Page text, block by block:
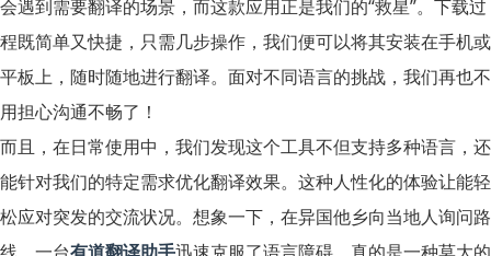
会遇到需要翻译的场景，而这款应用正是我们的“救星”。下载过
程既简单又快捷，只需几步操作，我们便可以将其安装在手机或
平板上，随时随地进行翻译。面对不同语言的挑战，我们再也不
用担心沟通不畅了！
而且，在日常使用中，我们发现这个工具不但支持多种语言，还
能针对我们的特定需求优化翻译效果。这种人性化的体验让能轻
松应对突发的交流状况。想象一下，在异国他乡向当地人询问路